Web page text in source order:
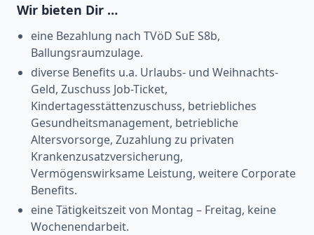
Wir bieten Dir …
eine Bezahlung nach TVöD SuE S8b,
Ballungsraumzulage.
diverse Benefits u.a. Urlaubs- und Weihnachts-
Geld, Zuschuss Job-Ticket,
Kindertagesstättenzuschuss, betriebliches
Gesundheitsmanagement, betriebliche
Altersvorsorge, Zuzahlung zu privaten
Krankenzusatzversicherung,
Vermögenswirksame Leistung, weitere Corporate
Benefits.
eine Tätigkeitszeit von Montag – Freitag, keine
Wochenendarbeit.